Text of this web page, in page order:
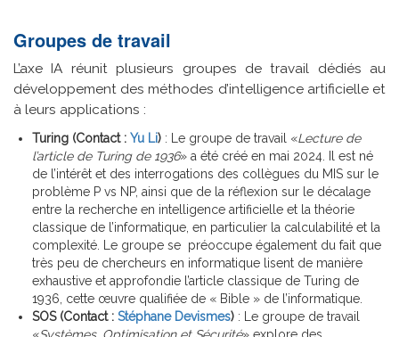
Groupes de travail
L’axe IA réunit plusieurs groupes de travail dédiés au
développement des méthodes d’intelligence artificielle et
à leurs applications :
Turing (Contact : Yu Li) : Le groupe de travail «Lecture de
l’article de Turing de 1936» a été créé en mai 2024. Il est né
de l’intérêt et des interrogations des collègues du MIS sur le
problème P vs NP, ainsi que de la réflexion sur le décalage
entre la recherche en intelligence artificielle et la théorie
classique de l’informatique, en particulier la calculabilité et la
complexité. Le groupe se préoccupe également du fait que
très peu de chercheurs en informatique lisent de manière
exhaustive et approfondie l’article classique de Turing de
1936, cette œuvre qualifiée de « Bible » de l’informatique.
SOS (Contact : Stéphane Devismes) : Le groupe de travail
«Systèmes, Optimisation et Sécurité» explore des